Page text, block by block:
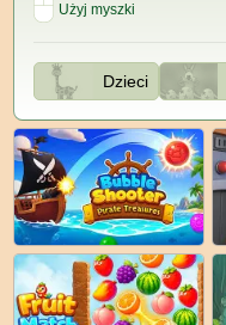
Użyj myszki
Dzieci